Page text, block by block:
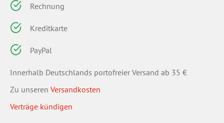
Rechnung
Kreditkarte
PayPal
Innerhalb Deutschlands portofreier Versand ab 35 €
Zu unseren Versandkosten
Verträge kündigen